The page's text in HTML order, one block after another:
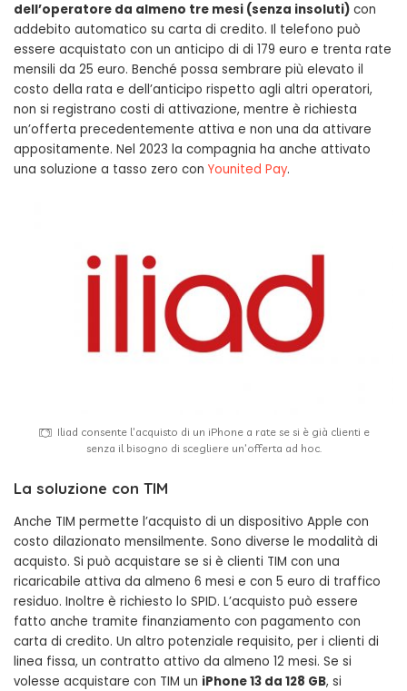
dell’operatore da almeno tre mesi (senza insoluti) con
addebito automatico su carta di credito. Il telefono può
essere acquistato con un anticipo di di 179 euro e trenta rate
mensili da 25 euro. Benché possa sembrare più elevato il
costo della rata e dell’anticipo rispetto agli altri operatori,
non si registrano costi di attivazione, mentre è richiesta
un’offerta precedentemente attiva e non una da attivare
appositamente. Nel 2023 la compagnia ha anche attivato
una soluzione a tasso zero con Younited Pay.
Iliad consente l’acquisto di un iPhone a rate se si è già clienti e
senza il bisogno di scegliere un’offerta ad hoc.
La soluzione con TIM
Anche TIM permette l’acquisto di un dispositivo Apple con
costo dilazionato mensilmente. Sono diverse le modalità di
acquisto. Si può acquistare se si è clienti TIM con una
ricaricabile attiva da almeno 6 mesi e con 5 euro di traffico
residuo. Inoltre è richiesto lo SPID. L’acquisto può essere
fatto anche tramite finanziamento con pagamento con
carta di credito. Un altro potenziale requisito, per i clienti di
linea fissa, un contratto attivo da almeno 12 mesi. Se si
volesse acquistare con TIM un iPhone 13 da 128 GB, si